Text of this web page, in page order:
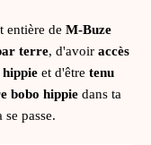
entière de M-Buze
terre, d'avoir accès
et d'être tenu
bobo hippie dans ta
passe.